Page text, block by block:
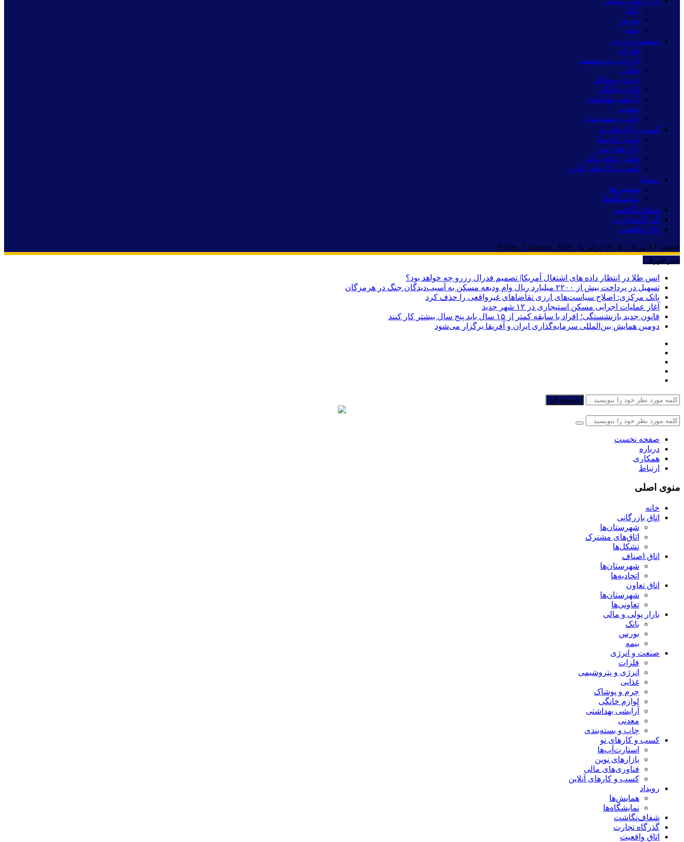
بانک
بورس
بیمه
صنعت و انرژی
فلزات
انرژی و پتروشیمی
غذایی
چرم و پوشاک
لوازم خانگی
آرایشی بهداشتی
معدنی
چاپ و بسته‌بندی
کسب و کارهای نو
استارت‌آپ‌ها
بازارهای نوین
فناوری‌های مالی
کسب و کارهای آنلاین
رویداد
همایش‌ها
نمایشگاه‌ها
شفاف‌نگاشت
گذرگاه تجارت
اتاق واقعیت
جمعه, ۱۶ مرداد , ۱۴۰۵ برابر با - Friday, 7 August , 2026
خبر فوری :
انس طلا در انتظار داده های اشتغال آمریکا| تصمیم فدرال رزرو چه خواهد بود؟
تسهیل در پرداخت بیش از ۲۲۰۰ میلیارد ریال وام ودیعه مسکن به آسیب‌دیدگان جنگ در هرمزگان
بانک مرکزی: اصلاح سیاست‌های ارزی تقاضاهای غیرواقعی را حذف کرد
آغاز عملیات اجرایی مسکن استیجاری در ۱۲ شهر جدید
قانون جدید بازنشستگی؛ افراد با سابقه کمتر از ۱۵ سال باید پنج سال بیشتر کار کنند
دومین همایش بین‌المللی سرمایه‌گذاری ایران و آفریقا برگزار می‌شود
جستجو کن
صفحه نخست
درباره
همکاری
ارتباط
منوی اصلی
خانه
اتاق بازرگانی
شهرستان‌ها
اتاق‌های مشترک
تشکل‌ها
اتاق اصناف
شهرستان‌ها
اتحادیه‌ها
اتاق تعاون
شهرستان‌ها
تعاونی‌ها
بازار پولی و مالی
بانک
بورس
بیمه
صنعت و انرژی
فلزات
انرژی و پتروشیمی
غذایی
چرم و پوشاک
لوازم خانگی
آرایشی بهداشتی
معدنی
چاپ و بسته‌بندی
کسب و کارهای نو
استارت‌آپ‌ها
بازارهای نوین
فناوری‌های مالی
کسب و کارهای آنلاین
رویداد
همایش‌ها
نمایشگاه‌ها
شفاف‌نگاشت
گذرگاه تجارت
اتاق واقعیت